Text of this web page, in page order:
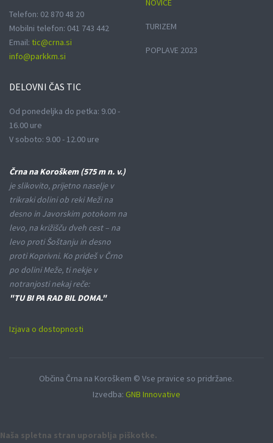
Telefon: 02 870 48 20
Mobilni telefon: 041 743 442
Email: tic@crna.si
info@parkkm.si
DELOVNI ČAS TIC
Od ponedeljka do petka: 9.00 -
16.00 ure
V soboto: 9.00 - 12.00 ure
NOVICE
TURIZEM
POPLAVE 2023
Črna na Koroškem (575 m n. v.)
je slikovito, prijetno naselje v
trikraki dolini ob reki Meži na
desno in Javorskim potokom na
levo, na križišču dveh cest – na
levo proti Šoštanju in desno
proti Koprivni. Ko prideš v Črno
po dolini Meže, ti nekje v
notranjosti nekaj reče:
"TU BI PA RAD BIL DOMA."
Izjava o dostopnosti
Občina Črna na Koroškem © Vse pravice so pridržane.
Izvedba: GNB Innovative
Naša spletna stran uporablja piškotke.